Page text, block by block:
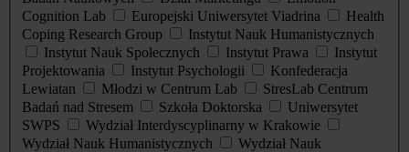
Cognition Lab
Europejski Uniwersytet Viadrina
Health
Coping Research Group
Instytut Nauk Humanistycznych
Instytut Nauk Społecznych
Instytut Prawa
Instytut
Projektowania
Instytut Psychologii
Konfederacja
Lewiatan
Młodzi w Centrum Lab
StresLab Centrum
Badań nad Stresem
Szkoła Doktorska
Uniwersytet
SWPS
Wydział Interdyscyplinarny w Krakowie
Wydział Nauk Humanistycznych
Wydział Nauk